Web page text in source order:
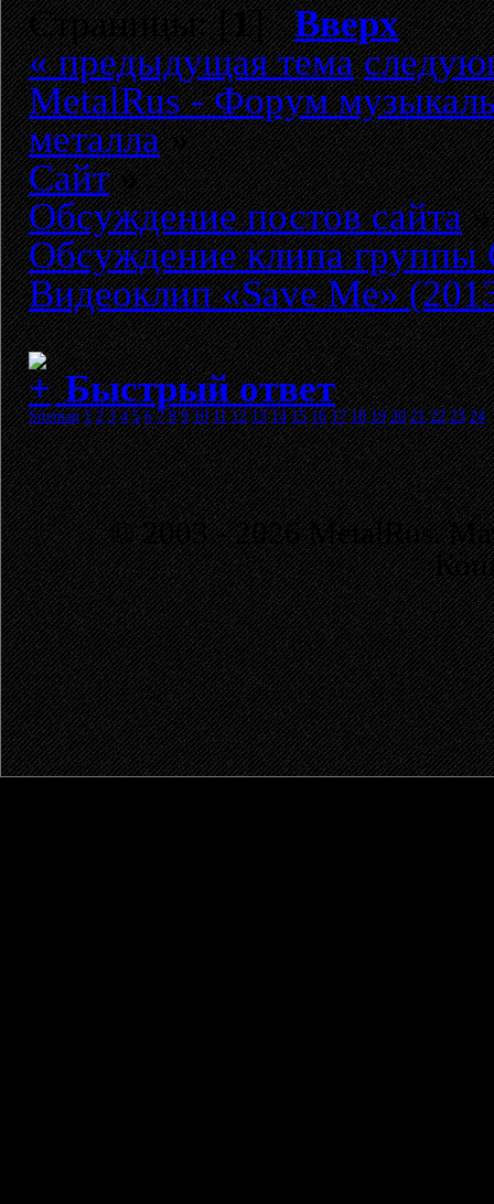
Страницы: [1]Вверх
« предыдущая тема
MetalRus - Форум
металла»
Сайт»
Обсуждение постов сайта»
Обсуждение клипа
Видеоклип «Save Me»
Быстрый ответ
Sitemap 1 2 3 4 5 6 7 8 9 10 11 12 13 14 15 16 17 18 19 20 21 22 23 24
© 2003 - 2026 MetalRus.